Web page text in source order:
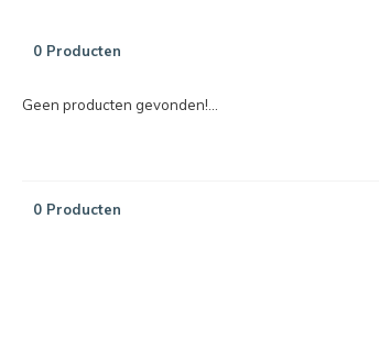
0 Producten
Geen producten gevonden!...
0 Producten